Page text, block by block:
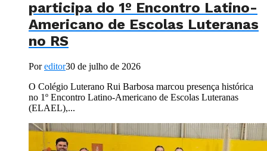
participa do 1º Encontro Latino-
Americano de Escolas Luteranas
no RS
Poreditor30 de julho de 2026
O Colégio Luterano Rui Barbosa marcou presença histórica
no 1º Encontro Latino-Americano de Escolas Luteranas
(ELAEL),...